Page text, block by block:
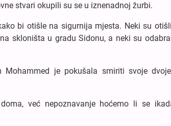
stvari okupili su se u iznenadnoj žurbi.
bi otišle na sigurnija mjesta. Neki su
skloništa u gradu Sidonu, a neki su
Mohammed je pokušala smiriti svoje
već nepoznavanje hoćemo li se